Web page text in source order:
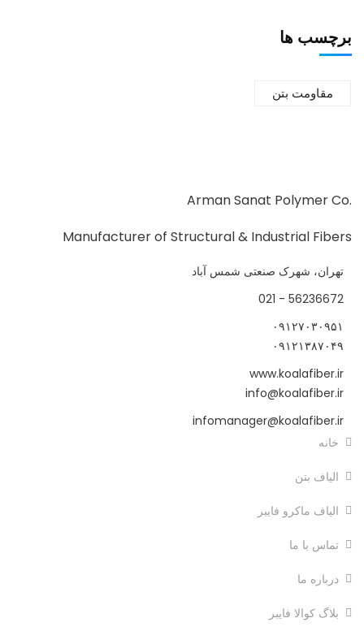
برچسب ها
مقاومت بتن
Arman Sanat Polymer Co.
Manufacturer of Structural & Industrial Fibers
تهران، شهرک صنعتی شمس آباد
56236672 - 021
۰۹۱۲۷۰۳۰۹۵۱
۰۹۱۲۱۳۸۷۰۴۹
www.koalafiber.ir
info@koalafiber.ir
infomanager@koalafiber.ir
خانه
الیاف بتن
الیاف ماکرو فایبر
تماس با ما
درباره ما
بلاگ کوالا فایبر